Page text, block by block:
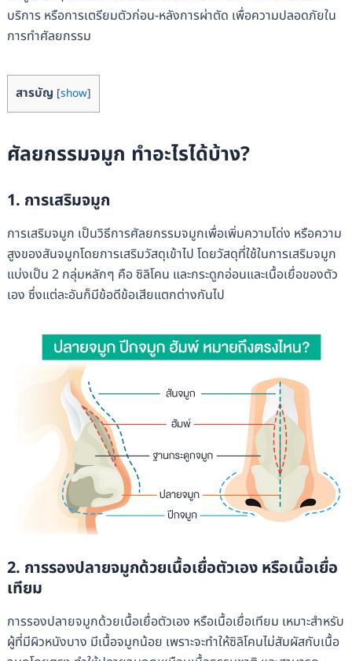
บริการ หรือการเตรียมตัวก่อน-หลังการผ่าตัด เพื่อความปลอดภัยใน
การทำศัลยกรรม
สารบัญ [show]
ศัลยกรรมจมูก ทำอะไรได้บ้าง?
1. การเสริมจมูก
การเสริมจมูก เป็นวิธีการศัลยกรรมจมูกเพื่อเพิ่มความโด่ง หรือความ
สูงของสันจมูกโดยการเสริมวัสดุเข้าไป โดยวัสดุที่ใช้ในการเสริมจมูก
แบ่งเป็น 2 กลุ่มหลักๆ คือ ซิลิโคน และกระดูกอ่อนและเนื้อเยื่อของตัว
เอง ซึ่งแต่ละอันก็มีข้อดีข้อเสียแตกต่างกันไป
2. การรองปลายจมูกด้วยเนื้อเยื่อตัวเอง หรือเนื้อเยื่อ
เทียม
การรองปลายจมูกด้วยเนื้อเยื่อตัวเอง หรือเนื้อเยื่อเทียม เหมาะสำหรับ
ผู้ที่มีผิวหนังบาง มีเนื้อจมูกน้อย เพราะจะทำให้ซิลิโคนไม่สัมผัสกับเนื้อ